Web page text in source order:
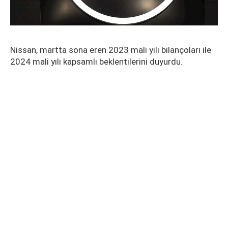
Nissan, martta sona eren 2023 mali yılı bilançoları ile
2024 mali yılı kapsamlı beklentilerini duyurdu.